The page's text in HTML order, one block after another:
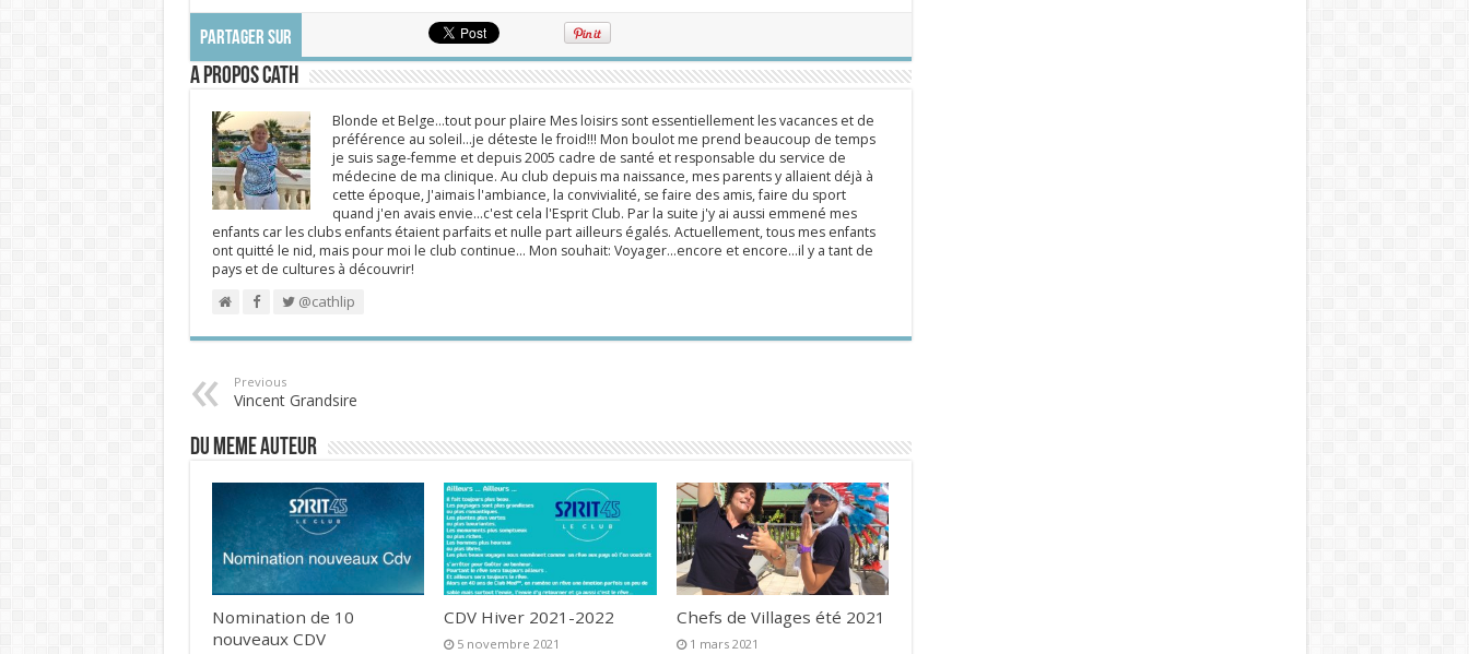
PARTAGER SUR
A propos Cath
Blonde et Belge...tout pour plaire Mes loisirs sont essentiellement les vacances et de
préférence au soleil...je déteste le froid!!! Mon boulot me prend beaucoup de temps
je suis sage-femme et depuis 2005 cadre de santé et responsable du service de
médecine de ma clinique. Au club depuis ma naissance, mes parents y allaient déjà à
cette époque, J'aimais l'ambiance, la convivialité, se faire des amis, faire du sport
quand j'en avais envie...c'est cela l'Esprit Club. Par la suite j'y ai aussi emmené mes
enfants car les clubs enfants étaient parfaits et nulle part ailleurs égalés. Actuellement, tous mes enfants
ont quitté le nid, mais pour moi le club continue... Mon souhait: Voyager...encore et encore...il y a tant de
pays et de cultures à découvrir!
@cathlip
Previous
Vincent Grandsire
DU MEME AUTEUR
Nomination de 10
nouveaux CDV
CDV Hiver 2021-2022
5 novembre 2021
Chefs de Villages été 2021
1 mars 2021